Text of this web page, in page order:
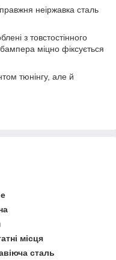
неіржавка сталь
з товстостінного
міцно фіксується
тюнінгу, але й
місця
сталь